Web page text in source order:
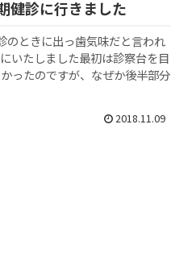
健診に行きました
のときに出っ歯気味だと言われ
いたしました最初は診察台を目
ったのですが、なぜか後半部分
2018.11.09